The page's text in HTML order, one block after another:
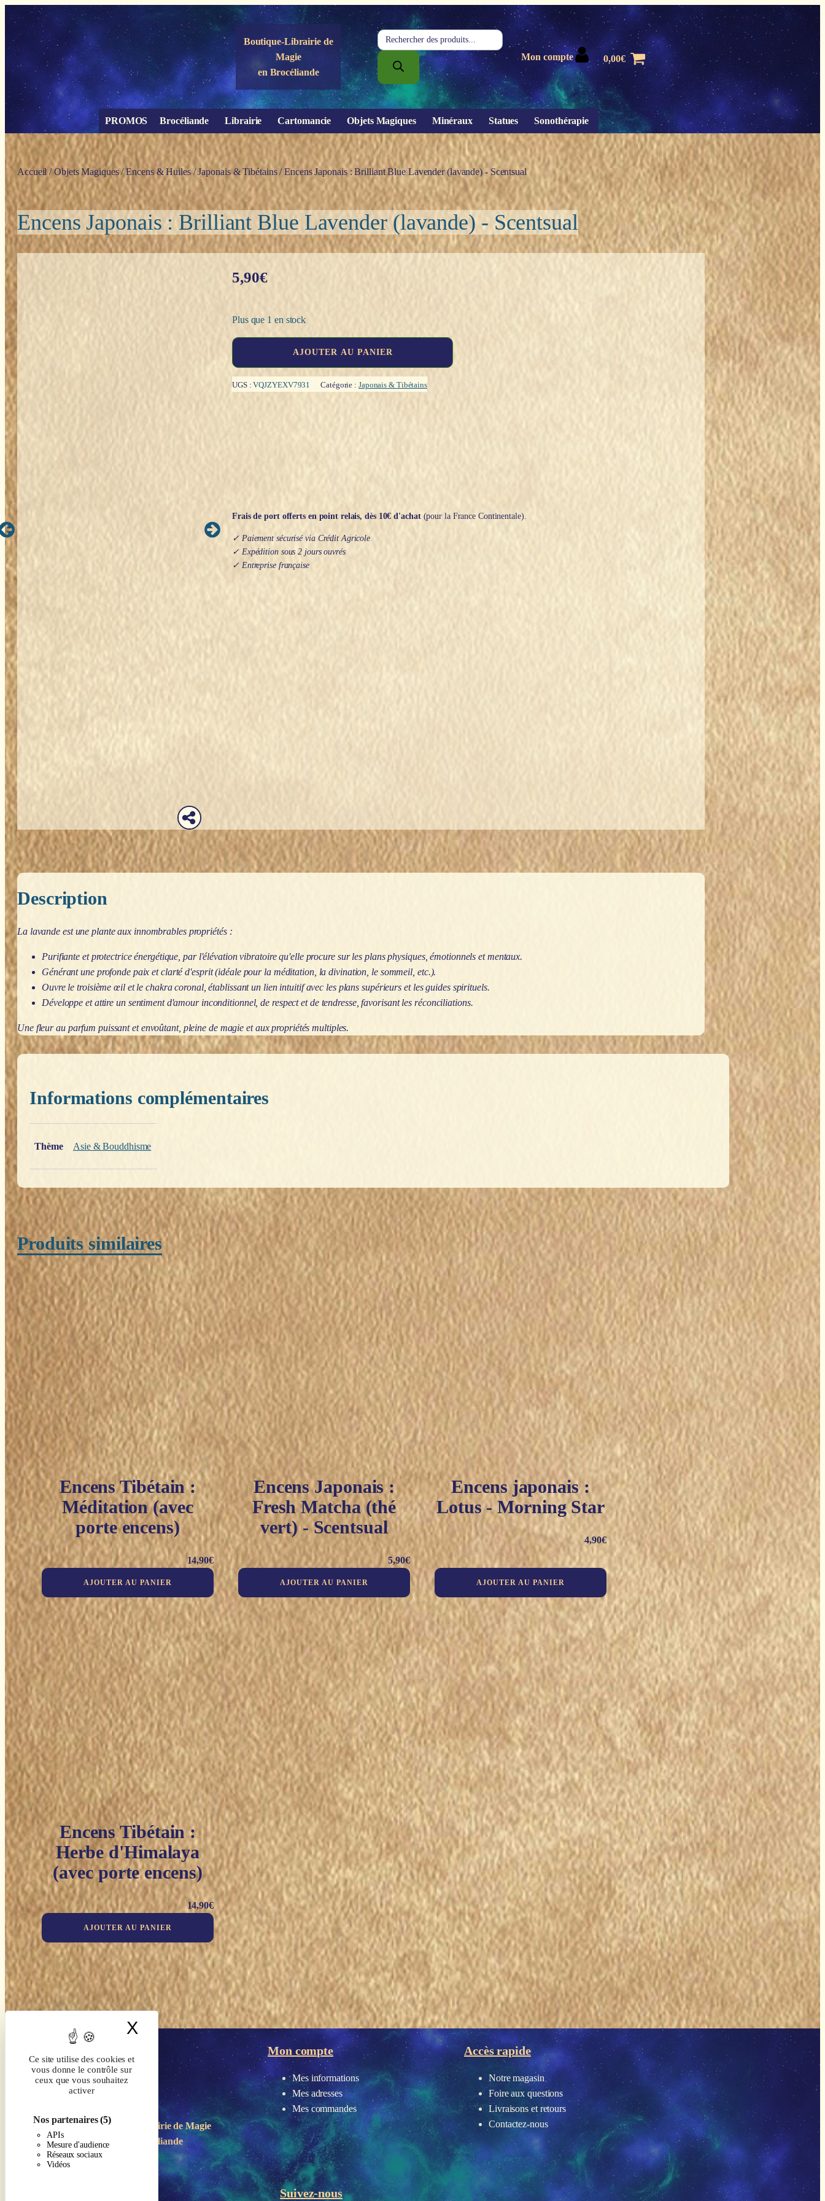
Panneau de gestion des cookies
Ce site utilise des cookies et
vous donne le contrôle sur
ceux que vous souhaitez
activer
Nos partenaires(5)
APIs
Mesure d'audience
Réseaux sociaux
Vidéos
X Masquer le bandeau des cookies
Boutique-Librairie de
Magie
en Brocéliande
Recherche
de
produits
Mon compte 0,00€
PROMOS Brocéliande Librairie Cartomancie Objets Magiques Minéraux Statues Sonothérapie
Accueil/Objets Magiques/Encens & Huiles/Japonais & Tibétains/ Encens Japonais : Brilliant Blue Lavender (lavande) - Scentsual
Encens Japonais : Brilliant Blue Lavender (lavande) - Scentsual
5,90€
Plus que 1 en stock
Japonais
:
AJOUTER AU PANIER
UGS :VQJZYEXV7931 Catégorie : Japonais & Tibétains
Frais de port offerts en point relais, dès 10€ d'achat(pour la France Continentale).
✓ Paiement sécurisé via Crédit Agricole
✓ Expédition sous 2 jours ouvrés
✓ Entreprise française
Description
La lavande est une plante aux innombrables propriétés :
Purifiante et protectrice énergétique, par l'élévation vibratoire qu'elle procure sur les plans physiques, émotionnels et mentaux.
Générant une profonde paix et clarté d'esprit (idéale pour la méditation, la divination, le sommeil, etc.).
Ouvre le troisième œil et le chakra coronal, établissant un lien intuitif avec les plans supérieurs et les guides spirituels.
Développe et attire un sentiment d'amour inconditionnel, de respect et de tendresse, favorisant les réconciliations.
Une fleur au parfum puissant et envoûtant, pleine de magie et aux propriétés multiples.
Informations complémentaires
Thème
Asie & Bouddhisme
Produits similaires
Encens Tibétain :
Méditation (avec
porte encens)
14,90€
AJOUTER AU PANIER
Encens Japonais :
Fresh Matcha (thé
vert) - Scentsual
5,90€
AJOUTER AU PANIER
Encens japonais :
Lotus - Morning Star
4,90€
AJOUTER AU PANIER
Encens Tibétain :
Herbe d'Himalaya
(avec porte encens)
14,90€
AJOUTER AU PANIER
Boutique-Librairie deMagie
en Brocéliande
Mon compte
Mes informations
Mes adresses
Mes commandes
Accès rapide
Notre magasin
Foire aux questions
Livraisons et retours
Contactez-nous
Suivez-nous